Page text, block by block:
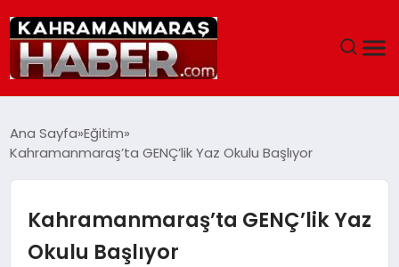
EĞITIM
EKONOMI
Ana Sayfa Eğitim
Kahramanmaraş’ta GENÇ’lik Yaz Okulu Başlıyor
Kahramanmaraş’ta GENÇ’lik Yaz
Okulu Başlıyor